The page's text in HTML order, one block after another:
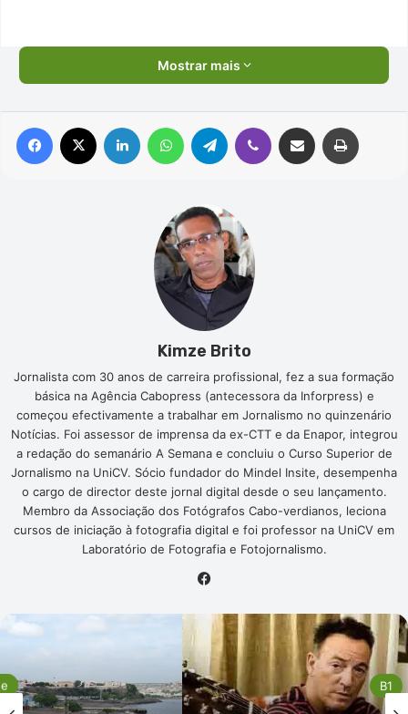
Mostrar mais
Facebook Linkedin WhatsAppTelegram Viber Compartilhar via e-mail
Kimze Brito
Jornalista com 30 anos de carreira profissional, fez a sua formação
básica na Agência Cabopress (antecessora da Inforpress) e
começou efectivamente a trabalhar em Jornalismo no quinzenário
Notícias. Foi assessor de imprensa da ex-CTT e da Enapor, integrou
a redação do semanário A Semana e concluiu o Curso Superior de
Jornalismo na UniCV. Sócio fundador do Mindel Insite, desempenha
o cargo de director deste jornal digital desde o seu lançamento.
Membro da Associação dos Fotógrafos Cabo-verdianos, leciona
cursos de iniciação à fotografia digital e foi professor na UniCV em
Laboratório de Fotografia e Fotojornalismo.
B1